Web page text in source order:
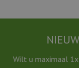
Wilt u maximaal